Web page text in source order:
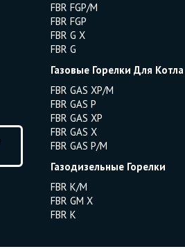
FBR FGP/M
FBR FGP
FBR G X
FBR G
Газовые Горелки Для Котла
FBR GAS XP/M
FBR GAS P
FBR GAS XP
FBR GAS X
FBR GAS P/M
Газодизельные Горелки
FBR K/M
FBR GM X
FBR K